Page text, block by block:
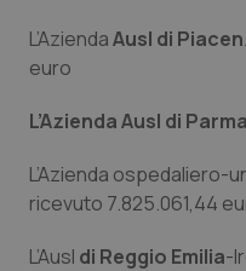
Sangue &
Tumore al seno
Tumore ovarico
L’AziendaAusl di
euro
L’Azienda Ausl di Parma
L’Azienda ospedaliero-
ricevuto 7.825.061,44
L’Ausl di Reggio Emilia-